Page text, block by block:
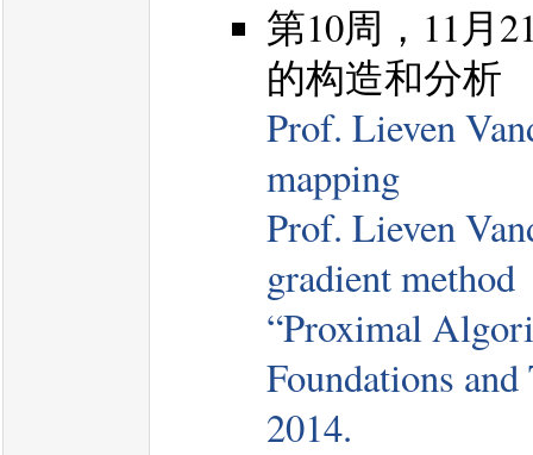
第10周，11月
的构造和分析
Prof. Lieven
mapping
Prof. Lieven
gradient method
“Proximal
Foundations
2014.